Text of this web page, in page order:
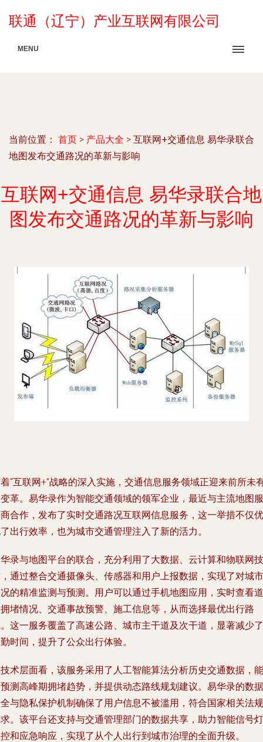
联通（辽宁）产业互联网有限公司
MENU
当前位置： 首页 > 产品大全 > 互联网+交通信息 易华录联合
地图发布交通路况的革新与影响
互联网+交通信息 易华录联合地
图发布交通路况的革新与影响
“互联网+”战略的深入实施，交通信息服务领域正迎来前所未
革。易华录作为智能交通领域的领军企业，最近与主流地图服
合作，发布了实时交通路况互联网信息服务，这一举措不仅优
出行效率，也为城市交通管理注入了新的活力。
录与地图平台的联合，充分利用了大数据、云计算和物联网技
通过整合交通摄像头、传感器和用户上报数据，实现了对城市
的精准监测与预测。用户可以通过手机地图应用，实时查看道
堵情况、交通事故预警、施工信息等，从而选择最优出行路
这一服务覆盖了高速公路、城市主干道及次干道，显著减少了
时间，提升了公众出行体验。
术层面看，该服务采用了人工智能算法分析历史交通数据，能
测高峰期拥堵趋势，并提供动态路线规划建议。易华录的数据
与隐私保护机制确保了用户信息不被滥用，符合国家相关法规
。该平台还支持与交通管理部门的数据共享，助力智能信号灯
和应急响应，实现了从个人出行到城市治理的全面升级。